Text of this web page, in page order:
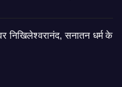
निखिलेश्वरानंद, सनातन धर्म के